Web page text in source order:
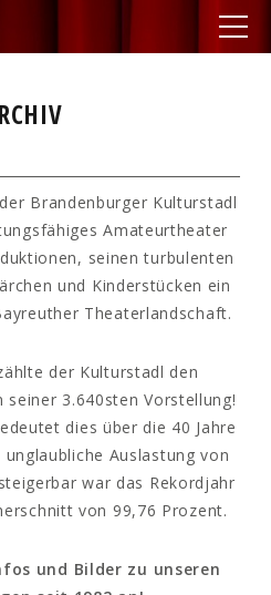
Brandenburger Kulturstadl
Amateurtheater
seinen turbulenten
und Kinderstücken ein
Theaterlandschaft.
der Kulturstadl den
seiner 3.640sten Vorstellung!
dies über die 40 Jahre
Auslastung von
war das Rekordjahr
von 99,76 Prozent.
und Bilder zu unseren